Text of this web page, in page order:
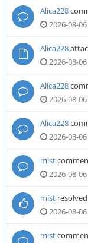
Alica228
2026-08-
Alica228
2026-08-
Alica228
2026-08-
Alica228
2026-08-06
mist
2026-08-
mist
2026-08-
mist